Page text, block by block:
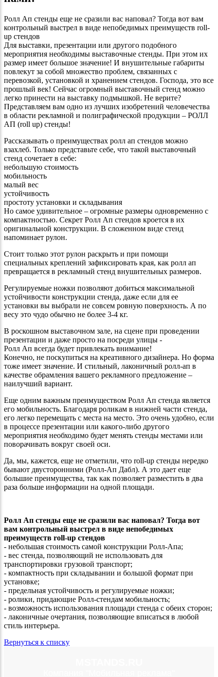
Ролл Ап стенды еще не сразили вас наповал? Тогда вот вам
контрольный выстрел в виде непобедимых преимуществ roll-
up стендов
Для выставки, презентации или другого подобного
мероприятия необходимы выставочные стенды. При этом их
размер имеет большое значение! И внушительные габариты
повлекут за собой множество проблем, связанных с
перевозкой, установкой и хранением стендов. Господа, это все
прошлый век! Сейчас огромный выставочный стенд можно
легко принести на выставку подмышкой. Не верите?
Представляем вам одно из лучших изобретений человечества
в области рекламной и полиграфической продукции – РОЛЛ
АП (roll up) стенды!
Рассказывать о преимуществах ролл ап стендов можно
взахлеб. Только представьте себе, что такой выставочный
стенд сочетает в себе:
небольшую стоимость
мобильность
малый вес
устойчивость
простоту установки и складывания
Но самое удивительное – огромные размеры одновременно с
компактностью. Секрет Ролл Ап стендов кроется в их
оригинальной конструкции. В сложенном виде стенд
напоминает рулон.
Стоит только этот рулон раскрыть и при помощи
специальных креплений зафиксировать края, как ролл ап
превращается в рекламный стенд внушительных размеров.
Регулируемые ножки позволяют добиться максимальной
устойчивости конструкции стенда, даже если для ее
установки вы выбрали не совсем ровную поверхность. А по
весу это чудо обычно не более 3-4 кг.
В роскошном выставочном зале, на сцене при проведении
презентации и даже просто на посреди улицы -
Ролл Ап всегда будет привлекать внимание!
Конечно, не поскупиться на креативного дизайнера. Но форма
тоже имеет значение. И стильный, лаконичный ролл-ап в
качестве обрамления вашего рекламного предложение –
наилучший вариант.
Еще одним важным преимуществом Ролл Ап стенда является
его мобильность. Благодаря роликам в нижней части стенда,
его легко перемещать с места на место. Это очень удобно, если
в процессе презентации или какого-либо другого
мероприятия необходимо будет менять стенды местами или
поворачивать вокруг своей оси.
Да, мы, кажется, еще не отметили, что roll-up стенды нередко
бывают двусторонними (Ролл-Ап Дабл). А это дает еще
большие преимущества, так как позволяет разместить в два
раза больше информации на одной площади.
Ролл Ап стенды еще не сразили вас наповал? Тогда вот
вам контрольный выстрел в виде непобедимых
преимуществ roll-up стендов
- небольшая стоимость самой конструкции Ролл-Апа;
- вес стенда, позволяющий не использовать для
транспортировки грузовой транспорт;
- компактность при складывании и большой формат при
установке;
- предельная устойчивость и регулируемые ножки;
- ролики, придающие Ролл-стендам мобильность;
- возможность использования площади стенда с обеих сторон;
- лаконичные очертания, позволяющие вписаться в любой
стиль интерьера.
Вернуться к списку